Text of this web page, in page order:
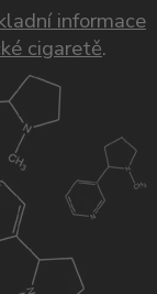
informace
cigaretě.